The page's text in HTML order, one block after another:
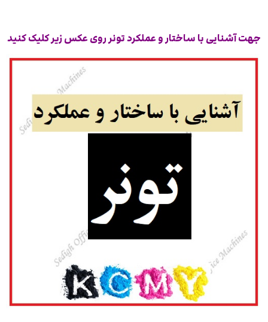
جهت آشنایی با ساختار و عملکرد تونر روی عکس زیر کلیک کنید